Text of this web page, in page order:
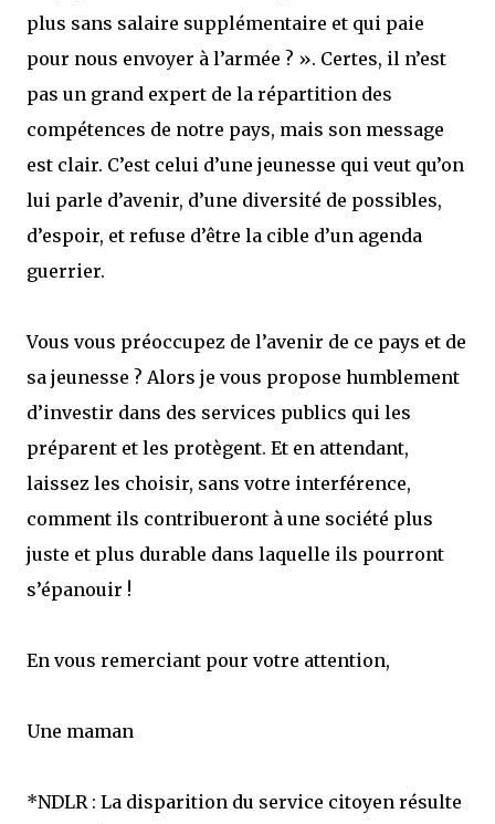
plus sans salaire supplémentaire et qui paie
pour nous envoyer à l’armée ? ». Certes, il n’est
pas un grand expert de la répartition des
compétences de notre pays, mais son message
est clair. C’est celui d’une jeunesse qui veut qu’on
lui parle d’avenir, d’une diversité de possibles,
d’espoir, et refuse d’être la cible d’un agenda
guerrier.
Vous vous préoccupez de l’avenir de ce pays et de
sa jeunesse ? Alors je vous propose humblement
d’investir dans des services publics qui les
préparent et les protègent. Et en attendant,
laissez les choisir, sans votre interférence,
comment ils contribueront à une société plus
juste et plus durable dans laquelle ils pourront
s’épanouir !
En vous remerciant pour votre attention,
Une maman
*NDLR : La disparition du service citoyen résulte